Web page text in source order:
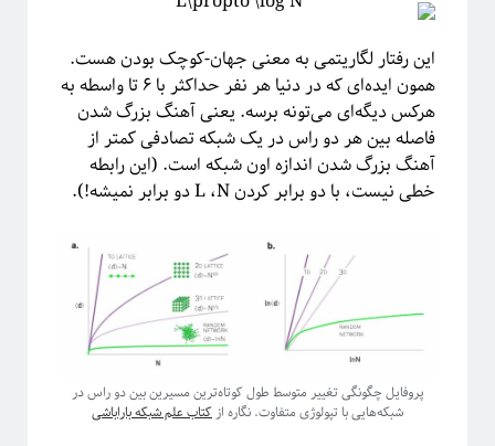
پشت‌پرده نجوم
این رفتار لگاریتمی به معنی جهان‌-کوچک بودن هست.
همون ایده‌ای که در دنیا هر نفر حداکثر با ۶ تا واسطه به
هرکس دیگه‌ای می‌تونه برسه. یعنی آهنگ بزرگ شدن
فاصله بین هر دو راس در یک شبکه تصادفی کمتر از
آهنگ بزرگ شدن اندازه اون شبکه است. (این رابطه
خطی نیست، با دو برابر کردن L ،N دو برابر نمیشه!).
پروفایل چگونگی تغییر متوسط طول کوتاه‌ترین مسیرین بین دو راس در
شبکه‌هایی با تپولوژی متفاوت. نگاره ازکتاب علم شبکه باراباشی